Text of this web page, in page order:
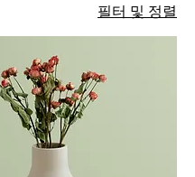
필터 및 정렬